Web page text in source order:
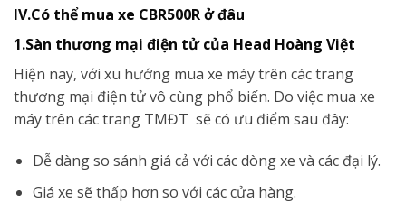
IV.Có thể mua xe CBR500R ở đâu
1.Sàn thương mại điện tử của Head Hoàng Việt
Hiện nay, với xu hướng mua xe máy trên các trang
thương mại điện tử vô cùng phổ biến. Do việc mua xe
máy trên các trang TMĐT sẽ có ưu điểm sau đây:
Dễ dàng so sánh giá cả với các dòng xe và các đại lý.
Giá xe sẽ thấp hơn so với các cửa hàng.